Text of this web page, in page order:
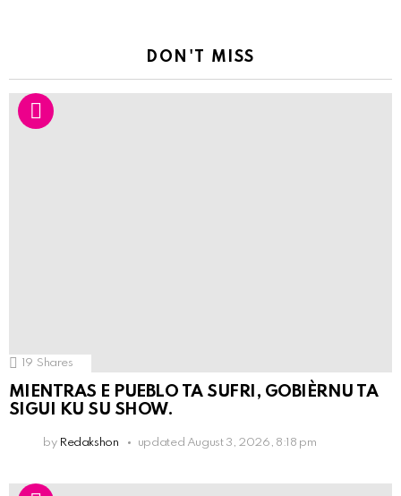
DON'T MISS
19 Shares
MIENTRAS E PUEBLO TA SUFRI, GOBIÈRNU TA
SIGUI KU SU SHOW.
by Redakshon updated August 3, 2026, 8:18 pm